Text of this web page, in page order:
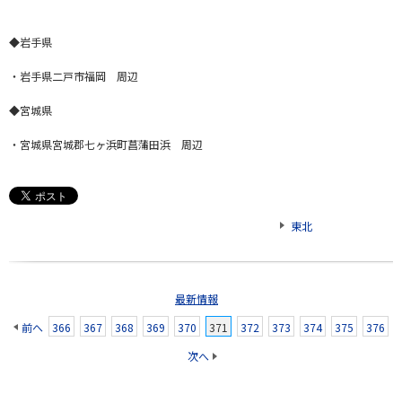
◆岩手県
・岩手県二戸市福岡 周辺
◆宮城県
・宮城県宮城郡七ヶ浜町菖蒲田浜 周辺
東北
最新情報
前へ 366 367 368 369 370 371 372 373 374 375
376
次へ